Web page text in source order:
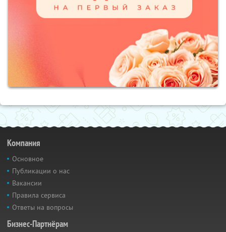
Компания
Основное
Публикации о нас
Вакансии
Правила сервиса
Ответы на вопросы
Бизнес-Партнёрам